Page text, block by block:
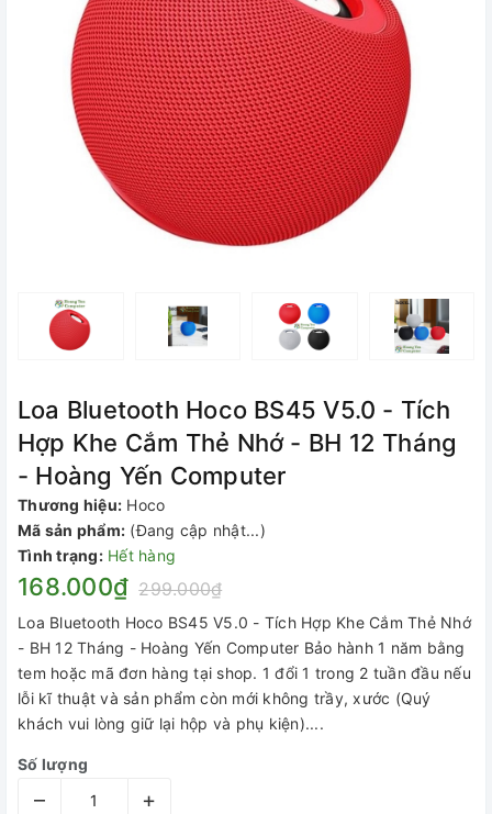
Loa Bluetooth Hoco BS45 V5.0 - Tích
Hợp Khe Cắm Thẻ Nhớ - BH 12 Tháng
- Hoàng Yến Computer
Thương hiệu: Hoco
Mã sản phẩm: (Đang cập nhật...)
Tình trạng: Hết hàng
168.000₫ 299.000₫
Loa Bluetooth Hoco BS45 V5.0 - Tích Hợp Khe Cắm Thẻ Nhớ
- BH 12 Tháng - Hoàng Yến Computer Bảo hành 1 năm bằng
tem hoặc mã đơn hàng tại shop. 1 đổi 1 trong 2 tuần đầu nếu
lỗi kĩ thuật và sản phẩm còn mới không trầy, xước (Quý
khách vui lòng giữ lại hộp và phụ kiện)....
Số lượng
– +